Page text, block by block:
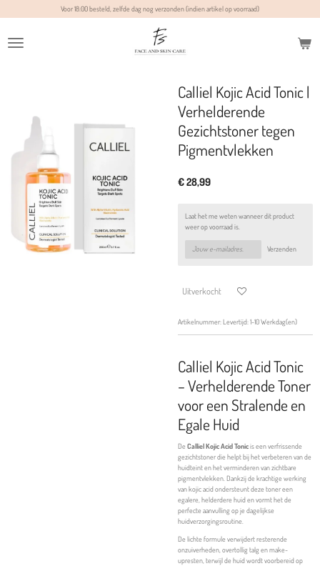
de
Voor 18:00 besteld, zelfde dag nog verzonden (indien artikel op voorraad)
Calliel Kojic Acid Tonic |
Verhelderende
Gezichtstoner tegen
Pigmentvlekken
€ 28,99
Laat het me weten wanneer dit product
weer op voorraad is.
Verzenden
Uitverkocht
Artikelnummer:Levertijd: 1-10 Werkdag(en)
Calliel Kojic Acid Tonic
– Verhelderende Toner
voor een Stralende en
Egale Huid
De Calliel Kojic Acid Tonicis een verfrissende
gezichtstoner die helpt bij het verbeteren van de
huidteint en het verminderen van zichtbare
pigmentvlekken. Dankzij de krachtige werking
van kojic acid ondersteunt deze toner een
egalere, helderdere huid en vormt het de
perfecte aanvulling op je dagelijkse
huidverzorgingsroutine.
De lichte formule verwijdert resterende
onzuiverheden, overtollig talg en make-
upresten, terwijl de huid wordt voorbereid op